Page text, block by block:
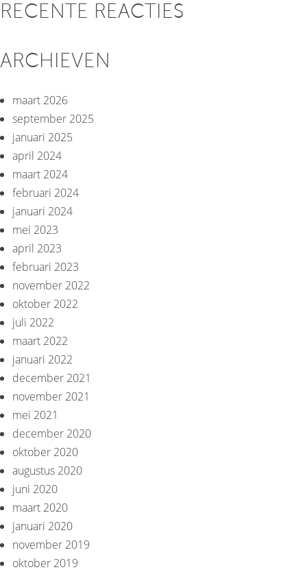
RECENTE REACTIES
ARCHIEVEN
maart 2026
september 2025
januari 2025
april 2024
maart 2024
februari 2024
januari 2024
mei 2023
april 2023
februari 2023
november 2022
oktober 2022
juli 2022
maart 2022
januari 2022
december 2021
november 2021
mei 2021
december 2020
oktober 2020
augustus 2020
juni 2020
maart 2020
januari 2020
november 2019
oktober 2019